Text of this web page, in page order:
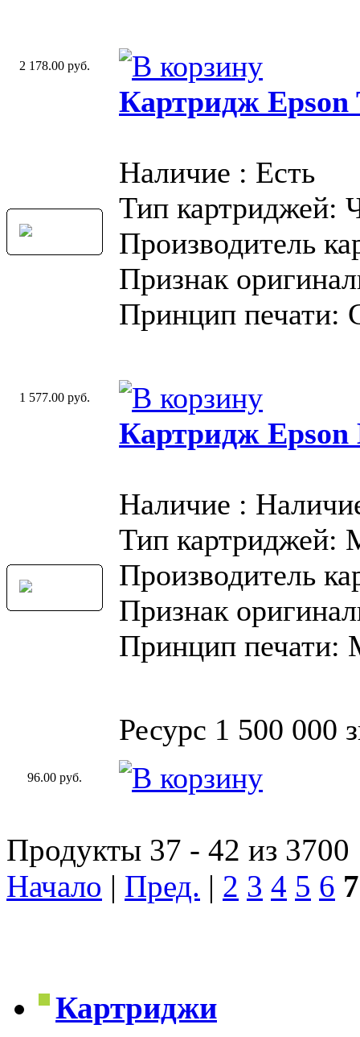
2 178.00 руб.
Картридж Epson
Наличие : Есть
Тип картриджей:
Производитель
Признак
Принцип печати:
1 577.00 руб.
Картридж Epson
Наличие :
Тип картриджей:
Производитель
Признак
Принцип печати:
Ресурс 1 500 000
96.00 руб.
Продукты 37 - 42 из 3700
Начало | Пред. | 2 3 4 5 6 7
Картриджи